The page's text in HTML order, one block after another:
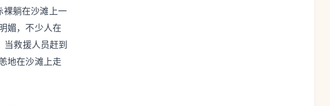
裸躺在沙滩上一
媚，不少人在
救援人员赶到
地在沙滩上走